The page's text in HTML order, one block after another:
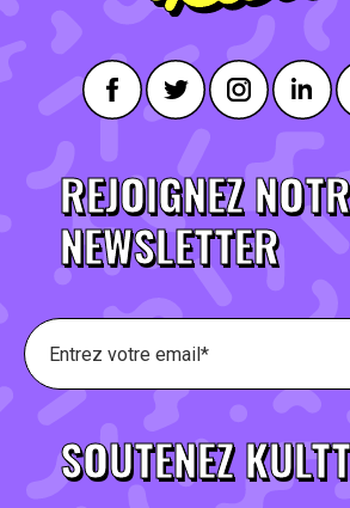
REJOIGNEZ
NEWSLETTER
SOUTENEZ KULTT